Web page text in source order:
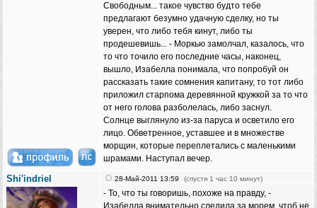
Свободным... такое чувство будто тебе
предлагают безумно удачную сделку, но ты
уверен, что либо тебя кинут, либо ты
продешевишь... - Моркью замолчал, казалось, что
то что точило его последние часы, наконец,
вышло, Изабелла понимала, что попробуй он
рассказать такие сомнения капитану, то тот либо
приложил старпома деревянной кружкой за то что
от него голова разболелась, либо заснул.
Солнце выглянуло из-за паруса и осветило его
лицо. Обветренное, уставшее и в множестве
морщин, которые переплетались с маленькими
шрамами. Наступал вечер.
Shi'indriel 28-Май-2011 13:59 (спустя 1 час 10 минут)
- То, что ты говоришь, похоже на правду, -